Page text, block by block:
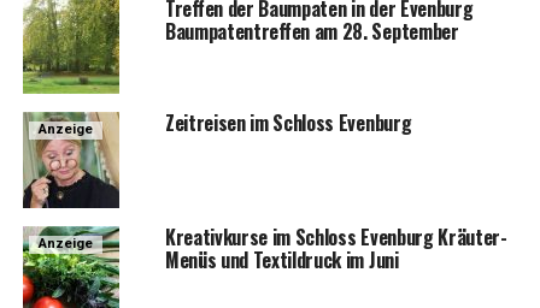
Tref­fen der Baum­pa­ten in der Even­burg
Baum­pa­ten­tref­fen am 28. September
Anzeige Zeit­rei­sen im Schloss Evenburg
Anzeige Krea­tiv­kur­se im Schloss Even­burg Kräu­ter-
Menüs und Tex­til­druck im Juni